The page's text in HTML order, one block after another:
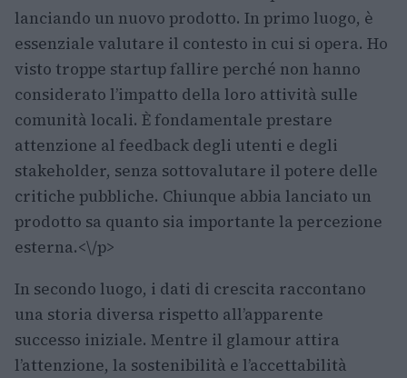
lanciando un nuovo prodotto. In primo luogo, è
essenziale valutare il contesto in cui si opera. Ho
visto troppe startup fallire perché non hanno
considerato l’impatto della loro attività sulle
comunità locali. È fondamentale prestare
attenzione al feedback degli utenti e degli
stakeholder, senza sottovalutare il potere delle
critiche pubbliche. Chiunque abbia lanciato un
prodotto sa quanto sia importante la percezione
esterna.<\/p>
In secondo luogo, i dati di crescita raccontano
una storia diversa rispetto all’apparente
successo iniziale. Mentre il glamour attira
l’attenzione, la sostenibilità e l’accettabilità